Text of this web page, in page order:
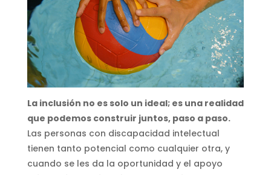
La inclusión no es solo un ideal; es una realidad
que podemos construir juntos, paso a paso.
Las personas con discapacidad intelectual
tienen tanto potencial como cualquier otra, y
cuando se les da la oportunidad y el apoyo